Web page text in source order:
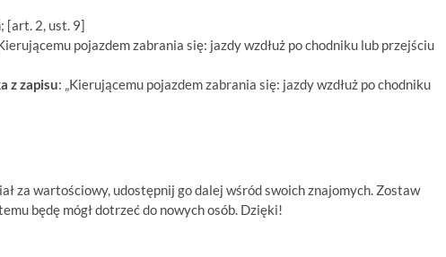
[art. 2, ust. 9]
pojazdem zabrania się: jazdy wzdłuż po chodniku lub przejściu
z zapisu: „Kierującemu pojazdem zabrania się: jazdy wzdłuż po chodniku
za wartościowy, udostępnij go dalej wśród swoich znajomych. Zostaw
będę mógł dotrzeć do nowych osób. Dzięki!